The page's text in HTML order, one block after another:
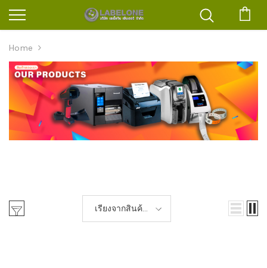
Home
เรียงจากสินค้า
เก่า-ใหม่